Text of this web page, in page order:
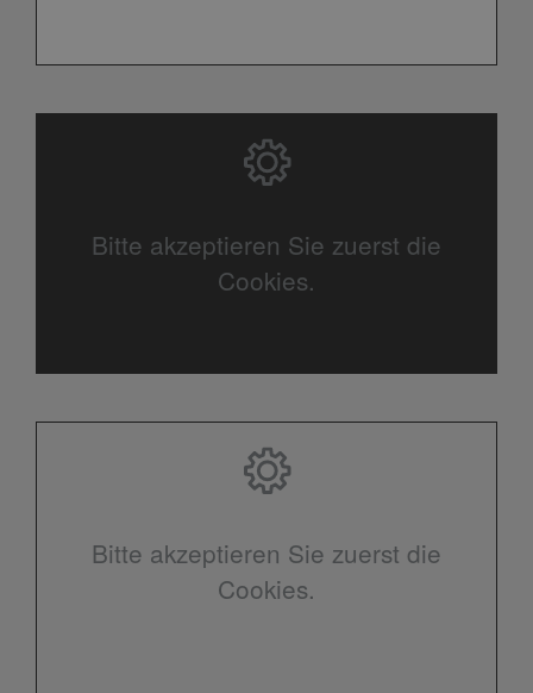
Bitte akzeptieren Sie zuerst die
Cookies.
Bitte akzeptieren Sie zuerst die
Cookies.